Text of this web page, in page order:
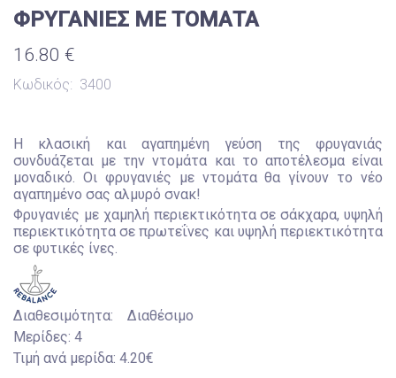
ΦΡΥΓΑΝΙΕΣ ΜΕ ΤΟΜΑΤΑ
16.80 €
Κωδικός: 3400
Η κλασική και αγαπημένη γεύση της φρυγανιάς
συνδυάζεται με την ντομάτα και το αποτέλεσμα είναι
μοναδικό. Οι φρυγανιές με ντομάτα θα γίνουν το νέο
αγαπημένο σας αλμυρό σνακ!
Φρυγανιές με χαμηλή περιεκτικότητα σε σάκχαρα, υψηλή
περιεκτικότητα σε πρωτεΐνες και υψηλή περιεκτικότητα
σε φυτικές ίνες.
Διαθεσιμότητα:
Διαθέσιμο
Μερίδες: 4
Τιμή ανά μερίδα: 4.20€